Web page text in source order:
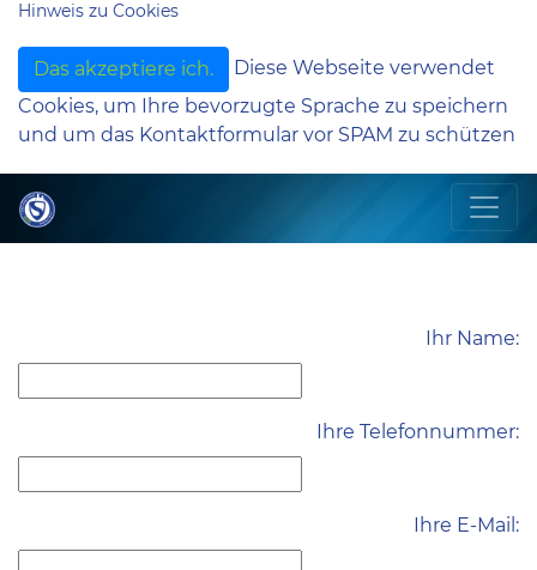
Hinweis zu Cookies
Das akzeptiere ich.
Diese Webseite verwendet
Cookies, um Ihre bevorzugte Sprache zu speichern
und um das Kontaktformular vor SPAM zu schützen
Ihr Name:
Ihre Telefonnummer:
Ihre E-Mail: